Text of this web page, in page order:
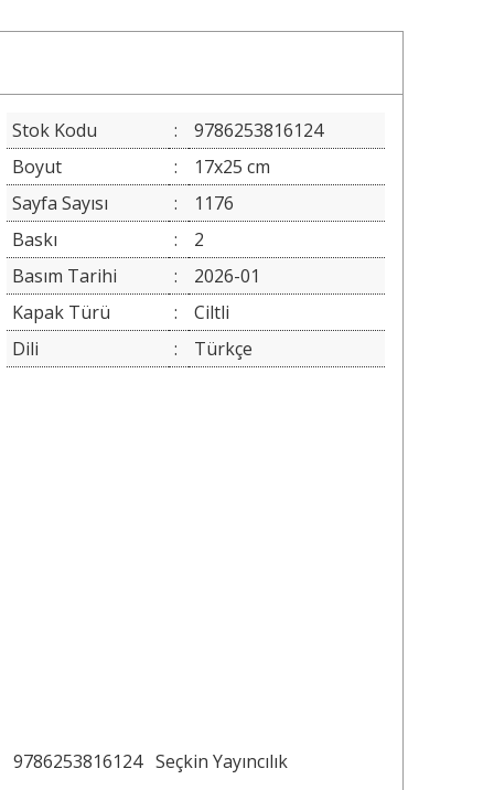
Stok Kodu :
9786253816124
Boyut
:
17x25 cm
Sayfa Sayısı
:
1176
Baskı
:
2
Basım Tarihi
:
2026-01
Kapak Türü
:
Ciltli
Dili
: Türkçe
9786253816124 Seçkin Yayıncılık